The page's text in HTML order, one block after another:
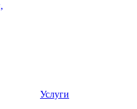
Услуги